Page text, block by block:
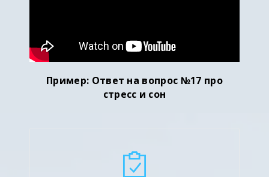
Пример: Ответ на вопрос №17 про
стресс и сон